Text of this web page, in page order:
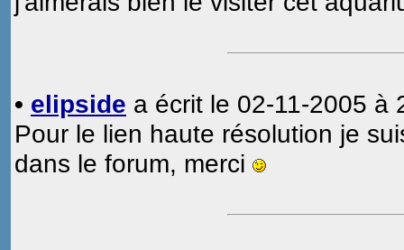
• elipside a écrit le 02-11-2005 à
Pour le lien haute résolution je
dans le forum, merci